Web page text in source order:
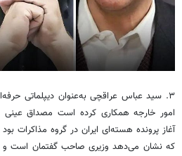
۳. سید عباس عراقچی به‌عنوان دیپلماتی
امور خارجه همکاری کرده است مصداق عینی
آغاز پرونده هسته‌ای ایران در گروه مذاکرات
که نشان می‌دهد وزیری صاحب گفتمان است و